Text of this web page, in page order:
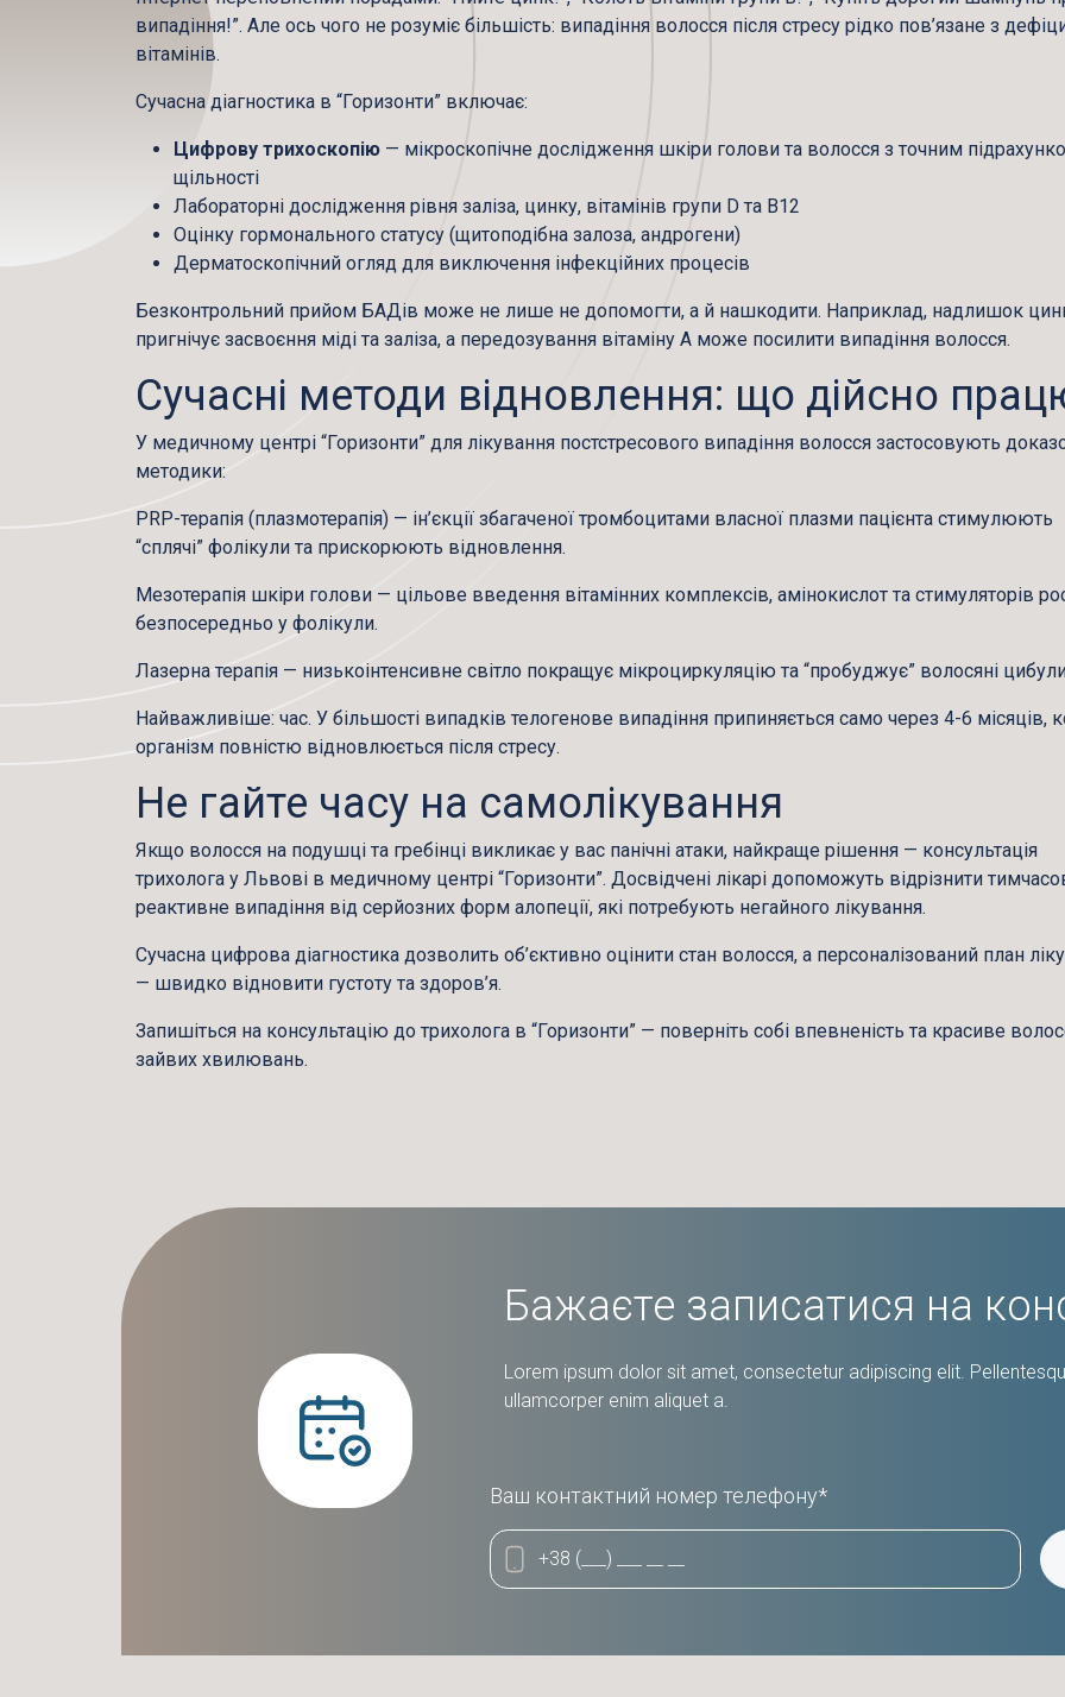
випадіння!”. Але ось чого не розуміє більшість: випадіння волосся після стресу рідко пов’язане з
вітамінів.
Сучасна діагностика в “Горизонти” включає:
Цифрову трихоскопію — мікроскопічне дослідження шкіри голови та волосся з точним
щільності
Лабораторні дослідження рівня заліза, цинку, вітамінів групи D та B12
Оцінку гормонального статусу (щитоподібна залоза, андрогени)
Дерматоскопічний огляд для виключення інфекційних процесів
Безконтрольний прийом БАДів може не лише не допомогти, а й нашкодити. Наприклад, надлишок
пригнічує засвоєння міді та заліза, а передозування вітаміну A може посилити випадіння волосся.
Сучасні методи відновлення: що дійсно
У медичному центрі “Горизонти” для лікування постстресового випадіння волосся застосовують
методики:
PRP-терапія (плазмотерапія) — ін’єкції збагаченої тромбоцитами власної плазми пацієнта стимулюють
“сплячі” фолікули та прискорюють відновлення.
Мезотерапія шкіри голови — цільове введення вітамінних комплексів, амінокислот та стимуляторів
безпосередньо у фолікули.
Лазерна терапія — низькоінтенсивне світло покращує мікроциркуляцію та “пробуджує” волосяні
Найважливіше: час. У більшості випадків телогенове випадіння припиняється само через 4-6 місяців,
організм повністю відновлюється після стресу.
Не гайте часу на самолікування
Якщо волосся на подушці та гребінці викликає у вас панічні атаки, найкраще рішення — консультація
трихолога у Львові в медичному центрі “Горизонти”. Досвідчені лікарі допоможуть відрізнити
реактивне випадіння від серйозних форм алопеції, які потребують негайного лікування.
Сучасна цифрова діагностика дозволить об’єктивно оцінити стан волосся, а персоналізований план
— швидко відновити густоту та здоров’я.
Запишіться на консультацію до трихолога в “Горизонти” — поверніть собі впевненість та красиве
зайвих хвилювань.
Бажаєте записатися на
Lorem ipsum dolor sit amet, consectetur adipiscing elit.
ullamcorper enim aliquet a.
Ваш контактний номер телефону*